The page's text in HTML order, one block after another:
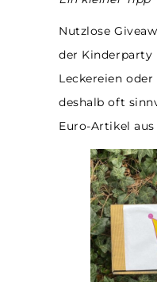
Nutzlose
der Kinderparty
Leckereien
deshalb oft
Euro-Artikel